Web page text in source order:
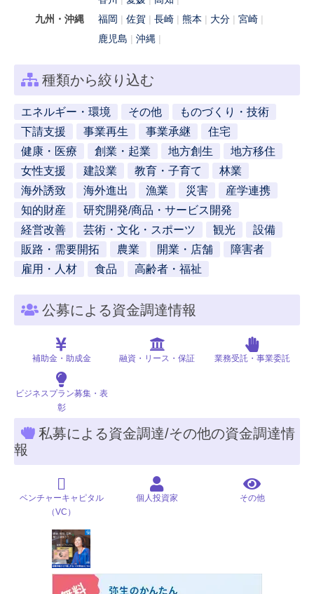
九州・沖縄
福岡 佐賀 長崎 熊本 大分
宮崎
鹿児島
沖縄
種類から絞り込む
エネルギー・環境 その他
ものづくり・技術
下請支援
事業再生 事業承継
住宅
健康・医療
創業・起業 地方創生
地方移住
女性支援
建設業 教育・子育て
林業
海外誘致
海外進出 漁業 災害
産学連携
知的財産
研究開発/商品・サービス開発
経営改善
芸術・文化・スポーツ 観光
設備
販路・需要開拓
農業 開業・店舗
障害者
雇用・人材
食品 高齢者・福祉
公募による資金調達情報
補助金・助成金 融資・リース・保証 業務受託・事業委託
ビジネスプラン募集・表
彰
私募による資金調達/その他の資金調達情
報
ベンチャーキャピタル
（VC）
個人投資家 その他